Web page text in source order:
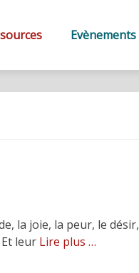
Evènements
la joie, la peur, le désir,
leur Lire plus …